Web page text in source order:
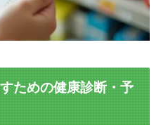
ための健康診断・予